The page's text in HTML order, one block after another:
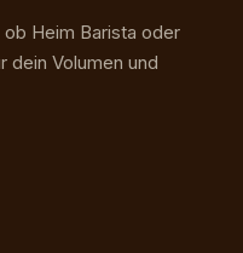
Heim Barista oder
Volumen und